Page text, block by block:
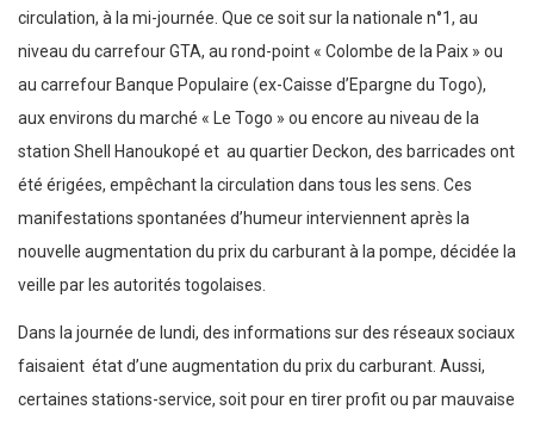
circulation, à la mi-journée. Que ce soit sur la nationale n°1, au
niveau du carrefour GTA, au rond-point « Colombe de la Paix » ou
au carrefour Banque Populaire (ex-Caisse d’Epargne du Togo),
aux environs du marché « Le Togo » ou encore au niveau de la
station Shell Hanoukopé et au quartier Deckon, des barricades ont
été érigées, empêchant la circulation dans tous les sens. Ces
manifestations spontanées d’humeur interviennent après la
nouvelle augmentation du prix du carburant à la pompe, décidée la
veille par les autorités togolaises.
Dans la journée de lundi, des informations sur des réseaux sociaux
faisaient état d’une augmentation du prix du carburant. Aussi,
certaines stations-service, soit pour en tirer profit ou par mauvaise